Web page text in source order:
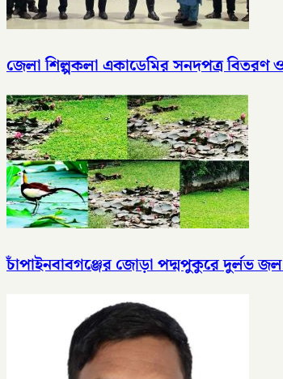
জেলা শিল্পকলা একাডেমির সনদপত্র বিতরণ
চাঁপাইনবাবগঞ্জের জোড়া পদ্মপুকুরে দুর্লভ